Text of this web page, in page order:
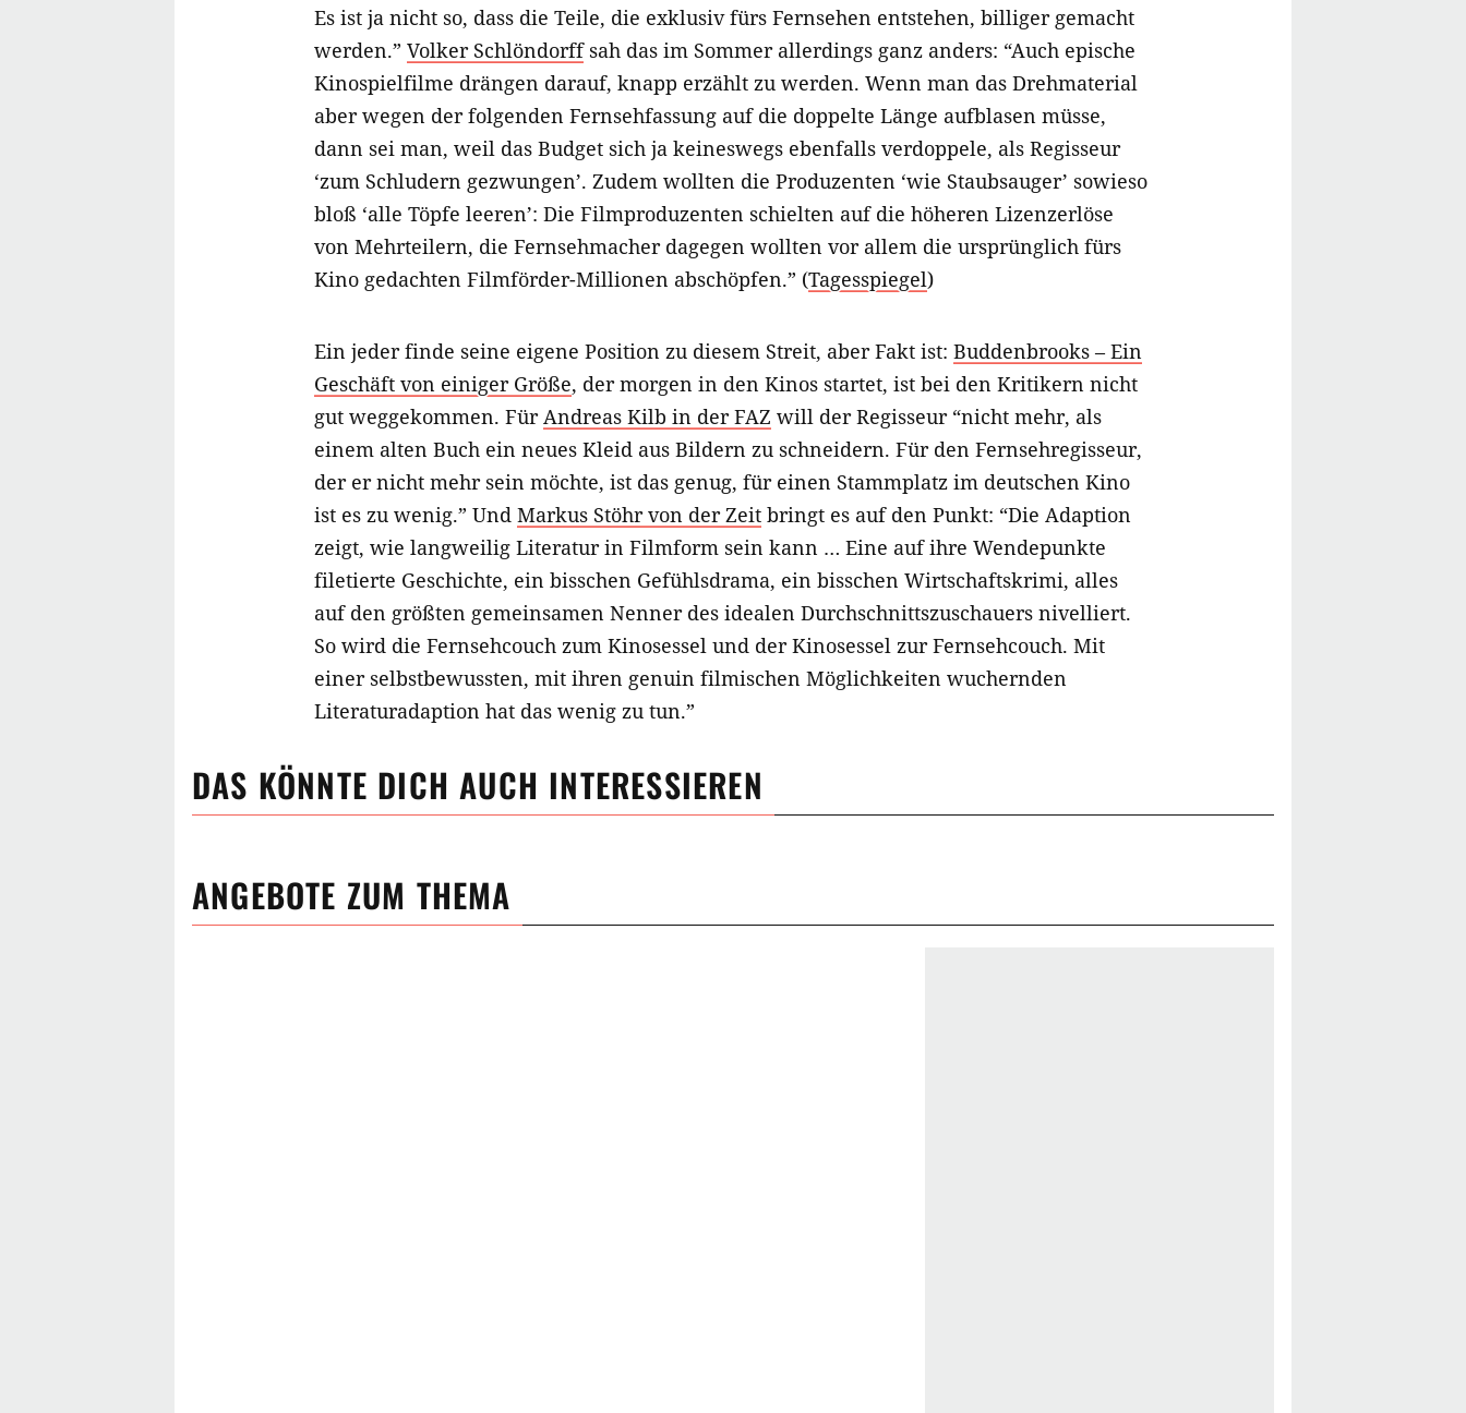
Es ist ja nicht so, dass die Teile, die exklusiv fürs Fernsehen entstehen, billiger gemacht
werden.” Volker Schlöndorffsah das im Sommer allerdings ganz anders: “Auch epische
Kinospielfilme drängen darauf, knapp erzählt zu werden. Wenn man das Drehmaterial
aber wegen der folgenden Fernsehfassung auf die doppelte Länge aufblasen müsse,
dann sei man, weil das Budget sich ja keineswegs ebenfalls verdoppele, als Regisseur
‘zum Schludern gezwungen’. Zudem wollten die Produzenten ‘wie Staubsauger’ sowieso
bloß ‘alle Töpfe leeren’: Die Filmproduzenten schielten auf die höheren Lizenzerlöse
von Mehrteilern, die Fernsehmacher dagegen wollten vor allem die ursprünglich fürs
Kino gedachten Filmförder-Millionen abschöpfen.” (Tagesspiegel)
Ein jeder finde seine eigene Position zu diesem Streit, aber Fakt ist: Buddenbrooks – Ein
Geschäft von einiger Größe, der morgen in den Kinos startet, ist bei den Kritikern nicht
gut weggekommen. FürAndreas Kilb in der FAZ will der Regisseur “nicht mehr, als
einem alten Buch ein neues Kleid aus Bildern zu schneidern. Für den Fernsehregisseur,
der er nicht mehr sein möchte, ist das genug, für einen Stammplatz im deutschen Kino
ist es zu wenig.” Und Markus Stöhr von der Zeit bringt es auf den Punkt: “Die Adaption
zeigt, wie langweilig Literatur in Filmform sein kann … Eine auf ihre Wendepunkte
filetierte Geschichte, ein bisschen Gefühlsdrama, ein bisschen Wirtschaftskrimi, alles
auf den größten gemeinsamen Nenner des idealen Durchschnittszuschauers nivelliert.
So wird die Fernsehcouch zum Kinosessel und der Kinosessel zur Fernsehcouch. Mit
einer selbstbewussten, mit ihren genuin filmischen Möglichkeiten wuchernden
Literaturadaption hat das wenig zu tun.”
DAS KÖNNTE DICH AUCH INTERESSIEREN
ANGEBOTE ZUM THEMA